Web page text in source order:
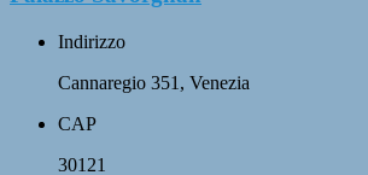
Indirizzo
Cannaregio 351, Venezia
CAP
30121